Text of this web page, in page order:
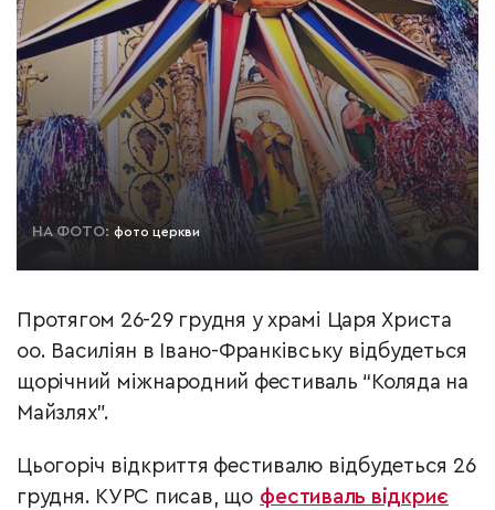
НА ФОТО: фото церкви
Протягом 26-29 грудня у храмі Царя Христа
оо. Василіян в Івано-Франківську відбудеться
щорічний міжнародний фестиваль “Коляда на
Майзлях”.
Цьогоріч відкриття фестивалю відбудеться 26
грудня. КУРС писав, що фестиваль відкриє